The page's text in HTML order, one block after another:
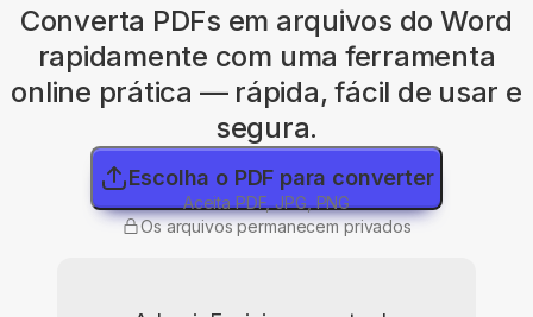
Converta PDFs em arquivos do Word
rapidamente com uma ferramenta
online prática — rápida, fácil de usar e
segura.
Escolha o PDF para converter
Aceita PDF, JPG, PNG
Os arquivos permanecem privados